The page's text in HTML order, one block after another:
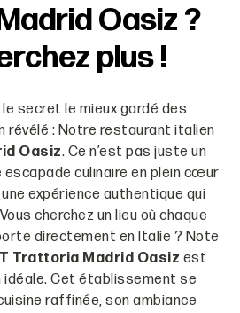
Oasiz ?
plus !
secret le mieux gardé des
révélé : Notre restaurant italien
Oasiz. Ce n’est pas juste un
escapade culinaire en plein cœur
expérience authentique qui
cherchez un lieu où chaque
directement en Italie ? Note
Trattoria Madrid Oasiz est
Cet établissement se
raffinée, son ambiance